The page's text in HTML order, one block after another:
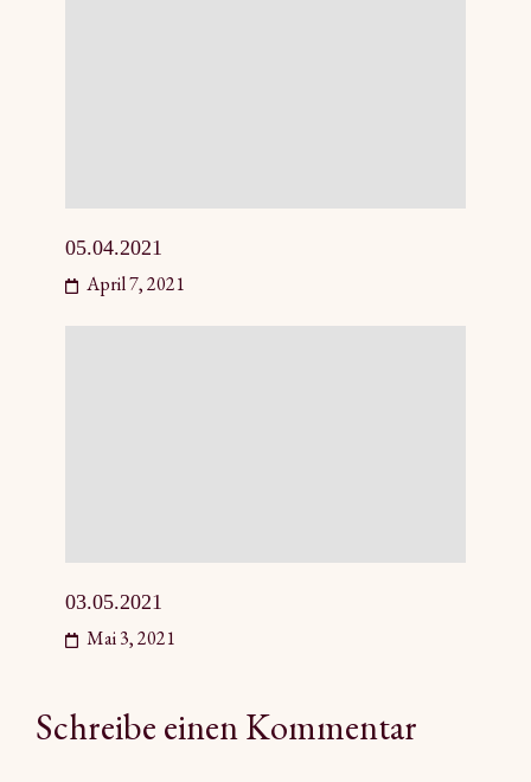
05.04.2021
April 7, 2021
03.05.2021
Mai 3, 2021
Schreibe einen Kommentar